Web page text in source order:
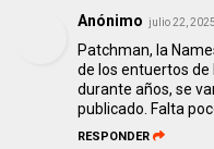
Anónimo julio 22, 2025
Patchman, la
de los entuertos de
durante años, se
publicado. Falta
RESPONDER